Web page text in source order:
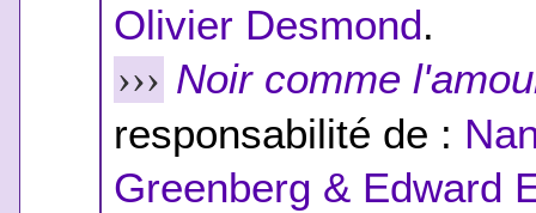
Olivier Desmond.
››› Noir comme
responsabilité de :
Greenberg & Edward